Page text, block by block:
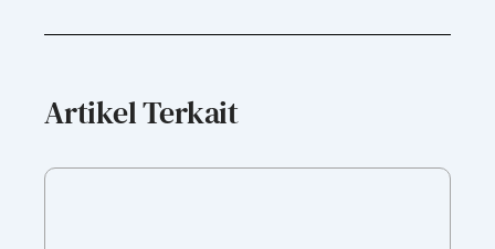
Artikel Terkait